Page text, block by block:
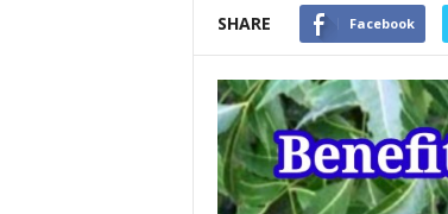
SHARE Facebook